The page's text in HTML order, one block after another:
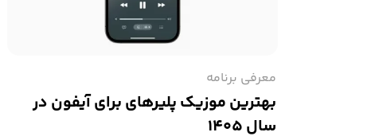
معرفی برنامه
بهترین موزیک پلیرهای برای آیفون در
سال ۱۴۰۵